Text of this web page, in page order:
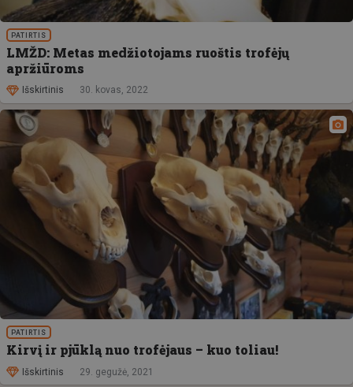
PATIRTIS
LMŽD: Metas medžiotojams ruoštis trofėjų
apržiūroms
Išskirtinis 30. kovas, 2022
PATIRTIS
Kirvį ir pjūklą nuo trofėjaus – kuo toliau!
Išskirtinis 29. gegužė, 2021